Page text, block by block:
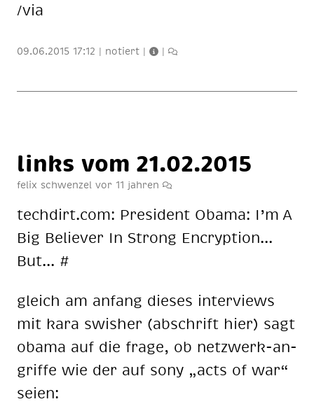
/via
09.06.2015 17:12 | notiert | |
links vom 21.02.2015
felix schwenzel vor 11 jahren
tech­dirt.com: Pre­si­dent Oba­ma: I’m A
Big Be­lie­ver In Strong En­cryp­ti­on...
But... #
gleich am an­fang die­ses in­ter­views
mit kara swis­her (ab­schrift hier) sagt
oba­ma auf die fra­ge, ob netz­werk-an­
grif­fe wie der auf sony „acts of war“
sei­en: